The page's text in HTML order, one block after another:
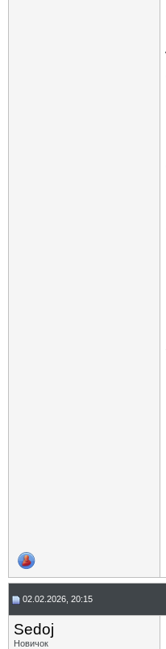
02.02.2026, 20:15
Sedoj
Новичок